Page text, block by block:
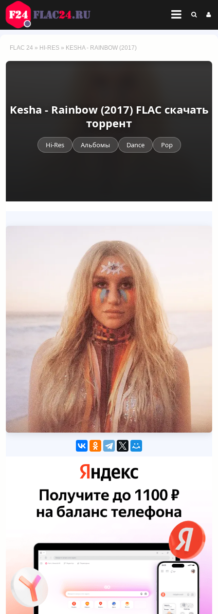
FLAC 24 » HI-RES » KESHA - RAINBOW (2017)
Kesha - Rainbow (2017) FLAC скачать
торрент
Hi-Res Альбомы Dance Pop